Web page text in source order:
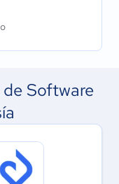
Software